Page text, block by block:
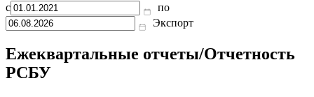
с
по
Экспорт
Ежеквартальные отчеты/Отчетность
РСБУ